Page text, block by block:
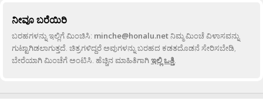
ನೀವೂ ಬರೆಯಿರಿ
ಬರಹಗಳನ್ನು ಇಲ್ಲಿಗೆ ಮಿಂಚಿಸಿ: minche@honalu.netನಿಮ್ಮ ಮಿಂಚೆ ವಿಳಾಸವನ್ನು
ಗುಟ್ಟಾಗಿಡಲಾಗುತ್ತದೆ. ಚಿತ್ರಗಳಿದ್ದರೆ ಅವುಗಳನ್ನು ಬರಹದ ಕಡತದೊಡನೆ ಸೇರಿಸಬೇಡಿ,
ಬೇರೆಯಾಗಿ ಮಿಂಚೆಗೆ ಅಂಟಿಸಿ. ಹೆಚ್ಚಿನ ಮಾಹಿತಿಗಾಗಿಇಲ್ಲಿ ಒತ್ತಿ